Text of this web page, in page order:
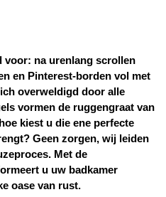
voor: na urenlang scrollen
en Pinterest-borden vol met
overweldigd door alle
vormen de ruggengraat van
kiest u die ene perfecte
Geen zorgen, wij leiden
Met de
u uw badkamer
oase van rust.